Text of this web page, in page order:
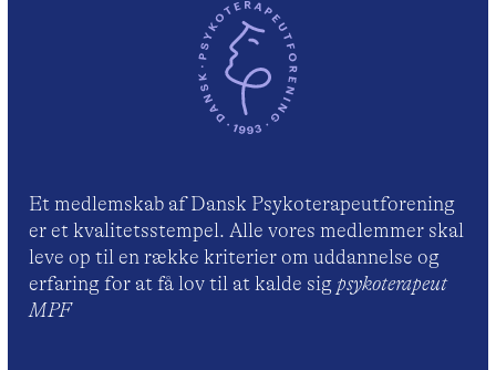
Et medlemskab af Dansk Psykoterapeutforening
er et kvalitetsstempel. Alle vores medlemmer skal
leve op til en række kriterier om uddannelse og
erfaring for at få lov til at kalde sig psykoterapeut
MPF